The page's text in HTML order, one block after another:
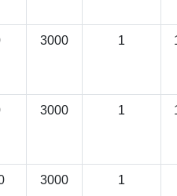
3000 1
3000 1
3000 1